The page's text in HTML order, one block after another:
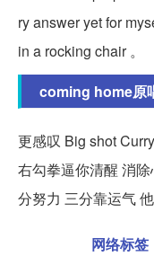
ry answer yet for
in a rocking chair 。
coming home原
更感叹 Big shot
右勾拳逼你清醒 消
分努力 三分靠运气
网络标签